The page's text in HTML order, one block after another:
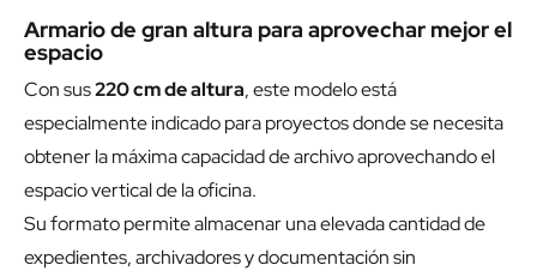
Armario de gran altura para aprovechar mejor el
espacio
Con sus220 cm de altura, este modelo está
especialmente indicado para proyectos donde se necesita
obtener la máxima capacidad de archivo aprovechando el
espacio vertical de la oficina.
Su formato permite almacenar una elevada cantidad de
expedientes, archivadores y documentación sin